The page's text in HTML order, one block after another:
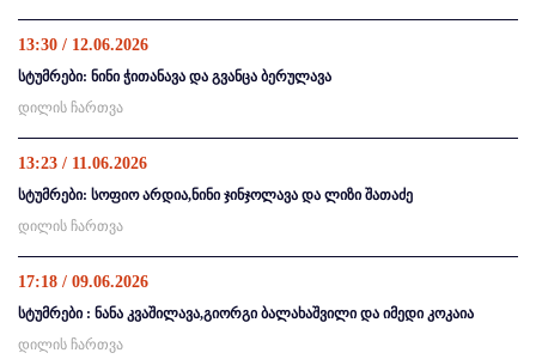
13:30 / 12.06.2026
სტუმრები: ნინი ჭითანავა და გვანცა ბერულავა
დილის ჩართვა
13:23 / 11.06.2026
სტუმრები: სოფიო არდია,ნინი ჯინჯოლავა და ლიზი შათაძე
დილის ჩართვა
17:18 / 09.06.2026
სტუმრები : ნანა კვაშილავა,გიორგი ბალახაშვილი და იმედი კოკაია
დილის ჩართვა